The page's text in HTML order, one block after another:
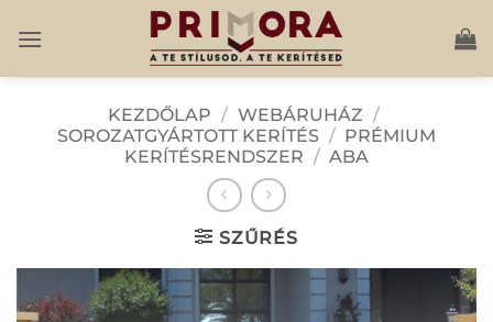
KEZDŐLAP / WEBÁRUHÁZ /
SOROZATGYÁRTOTT KERÍTÉS / PRÉMIUM
KERÍTÉSRENDSZER / ABA
SZŰRÉS